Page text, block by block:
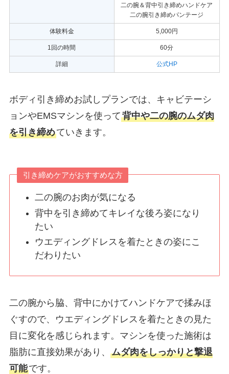
二の腕＆背中引き締めハンドケア
二の腕引き締めパンテージ
体験料金 5,000円
1回の時間 60分
詳細 公式HP
ボディ引き締めお試しプランでは、キャビテーシ
ョンやEMSマシンを使って背中や二の腕のムダ肉
を引き締めていきます。
引き締めケアがおすすめな方
二の腕のお肉が気になる
背中を引き締めてキレイな後ろ姿になり
たい
ウエディングドレスを着たときの姿にこ
だわりたい
二の腕から脇、背中にかけてハンドケアで揉みほ
ぐすので、ウエディングドレスを着たときの見た
目に変化を感じられます。マシンを使った施術は
脂肪に直接効果があり、 ムダ肉をしっかりと撃退
可能です。